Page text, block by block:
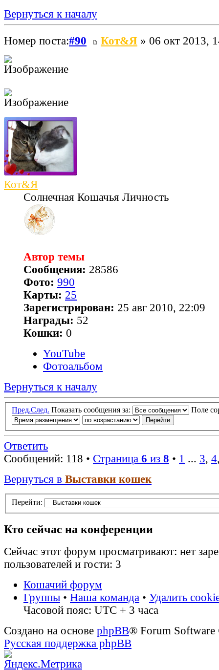
Вернуться к началу
Номер поста:#90 Кот&Я » 06 окт 2013,
Кот&Я
Солнечная Кошачья Личность
Автор темы
Сообщения: 28586
Фото: 990
Карты: 25
Зарегистрирован: 25 авг 2010, 22:09
Награды: 52
Кошки: 0
YouTube
Фотоальбом
Вернуться к началу
Пред.След. Показать сообщения за: Поле
Ответить
Сообщений: 118 • Страница 6 из 8 • 1 ... 3, 4
Вернуться в Выставки кошек
Перейти:
Кто сейчас на конференции
Сейчас этот форум просматривают: нет
пользователей и гости: 3
Кошачий форум
Группы • Наша команда • Удалить
Часовой пояс: UTC + 3 часа
Создано на основе phpBB® Forum
Русская поддержка phpBB